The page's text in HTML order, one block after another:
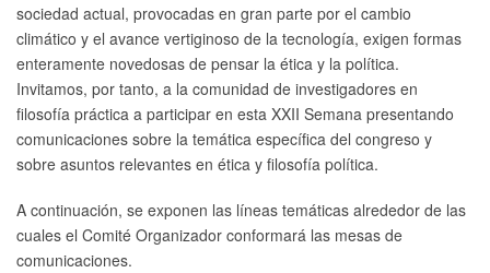
sociedad actual, provocadas en gran parte por el cambio
climático y el avance vertiginoso de la tecnología, exigen formas
enteramente novedosas de pensar la ética y la política.
Invitamos, por tanto, a la comunidad de investigadores en
filosofía práctica a participar en esta XXII Semana presentando
comunicaciones sobre la temática específica del congreso y
sobre asuntos relevantes en ética y filosofía política.
A continuación, se exponen las líneas temáticas alrededor de las
cuales el Comité Organizador conformará las mesas de
comunicaciones.